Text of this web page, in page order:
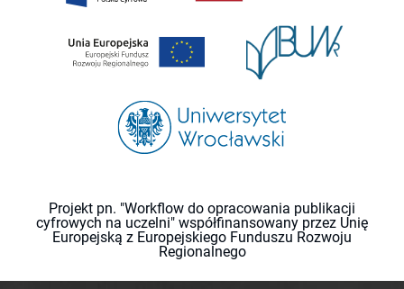
Projekt pn. "Workflow do opracowania publikacji
cyfrowych na uczelni" współfinansowany przez Unię
Europejską z Europejskiego Funduszu Rozwoju
Regionalnego